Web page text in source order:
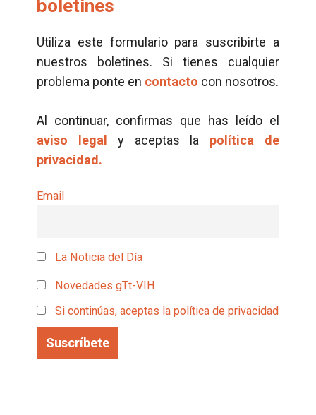
boletines
Utiliza este formulario para suscribirte a
nuestros boletines. Si tienes cualquier
problema ponte en contacto con nosotros.
Al continuar, confirmas que has leído el
aviso legal
y aceptas la política de
privacidad.
Email
La Noticia del Día
Novedades gTt-VIH
Si continúas, aceptas la política de privacidad